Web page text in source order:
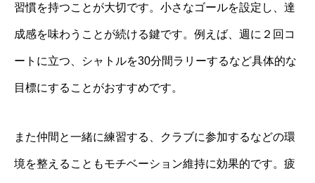
習慣を持つことが大切です。小さなゴールを設定し、達
成感を味わうことが続ける鍵です。例えば、週に２回コ
ートに立つ、シャトルを30分間ラリーするなど具体的な
目標にすることがおすすめです。
また仲間と一緒に練習する、クラブに参加するなどの環
境を整えることもモチベーション維持に効果的です。疲